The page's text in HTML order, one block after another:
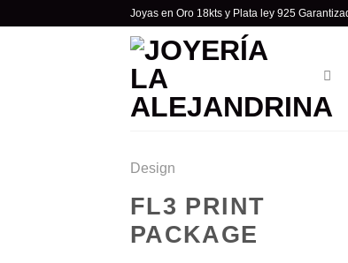
Joyas en Oro 18kts y Plata ley 925
Design
FL3 PRINT
PACKAGE